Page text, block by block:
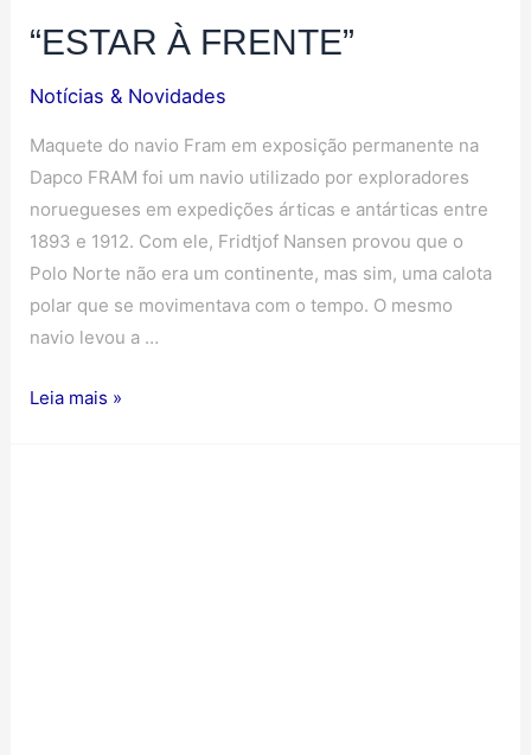
“ESTAR À FRENTE”
Notícias & Novidades
Maquete do navio Fram em exposição permanente na
Dapco FRAM foi um navio utilizado por exploradores
noruegueses em expedições árticas e antárticas entre
1893 e 1912. Com ele, Fridtjof Nansen provou que o
Polo Norte não era um continente, mas sim, uma calota
polar que se movimentava com o tempo. O mesmo
navio levou a …
Leia mais »